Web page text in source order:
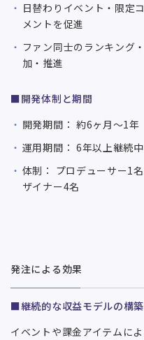
日替わりイベント・限定
メントを促進
ファン同士のランキング
加・推進
■開発体制と期間
開発期間： 約6ヶ月〜1年
運用期間： 6年以上継続
体制： プロデューサー1
ザイナー4名
発注による効果
■継続的な収益モデルの構築
イベントや課金アイテムに